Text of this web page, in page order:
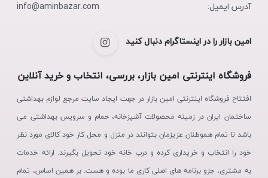
آدرس ایمیل:
info@aminbazar.com
امین بازار را در اینستاگرام دنبال کنید
فروشگاه اینترنتی امین بازار، بررسی، انتخاب و خرید آنلاین
افتتاح فروشگاه اینترنتی امین بازار در جهت ایجاد سایت مرجع لوازم بهداشتی
ساختمان ایران در زمینه محصولات آشپزخانه، حمام و سرویس بهداشتی می
باشد تا تمام هموطنان عزیزمان بتوانند در منزل و محل کار خود کالای مورد نظر
خود را انتخاب و خریداری کرده و درب خانه خود تحویل بگیرند. ارائه خدمات
به مشتری، جزو برنامه های اصلی کاری ما بوده و هست. بر همین اساس، تمام